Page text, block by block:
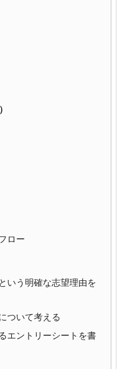
ロー
いう明確な志望理由を
ついて考える
エントリーシートを書